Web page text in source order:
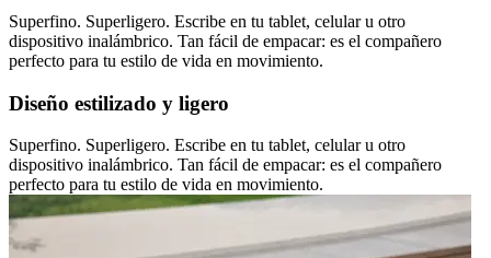
Superfino. Superligero. Escribe en tu tablet, celular u otro
dispositivo inalámbrico. Tan fácil de empacar: es el compañero
perfecto para tu estilo de vida en movimiento.
Diseño estilizado y ligero
Superfino. Superligero. Escribe en tu tablet, celular u otro
dispositivo inalámbrico. Tan fácil de empacar: es el compañero
perfecto para tu estilo de vida en movimiento.